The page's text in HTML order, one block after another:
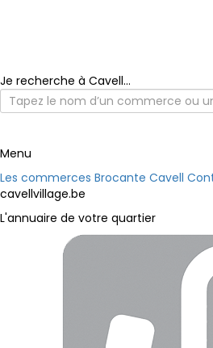
Je recherche à Cavell...
Menu
Les commerces Brocante Cavell
cavellvillage.be
L'annuaire de votre quartier